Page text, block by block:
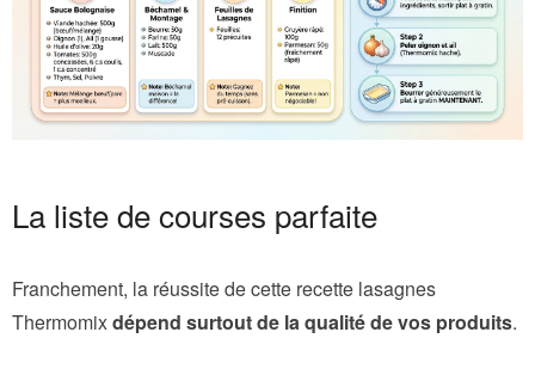
La liste de courses parfaite
Franchement, la réussite de cette recette lasagnes
Thermomixdépend surtout de la qualité de vos produits.